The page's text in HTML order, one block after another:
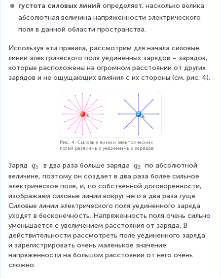
g
r
r
o
w
v
e
r
ri
g
h
t
a
r
r
o
густота силовых линий определяет, насколько велика
абсолютная величина напряженности электрического
поля в данной области пространства.
Используя эти правила, рассмотрим для начала силовые
линии электрического поля уединенных зарядов – зарядов,
которые расположены на огромном расстоянии от других
зарядов и не ощущающих влияния с их стороны (см. рис. 4).
Рис. 4. Силовые линии электрических
полей различных уединенных зарядов
Заряд q
_
1
q1 в два раза больше заряда q
_
2
q2
по абсолютной
величине, поэтому он создает в два раза более сильное
электрическое поле, и, по собственной договоренности,
изображаем силовые линии вокруг него в два раза гуще.
Силовые линии электрического поля уединенного заряда
уходят в бесконечность. Напряженность поля очень сильно
уменьшается с увеличением расстояния от заряда. В
действительности рассмотреть поле уединенного заряда
и зарегистрировать очень маленькое значение
напряженности на большом расстоянии от него очень
сложно.